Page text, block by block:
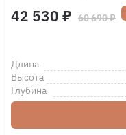
42 530 ₽ 60 690 ₽
Длина
Высота
Глубина